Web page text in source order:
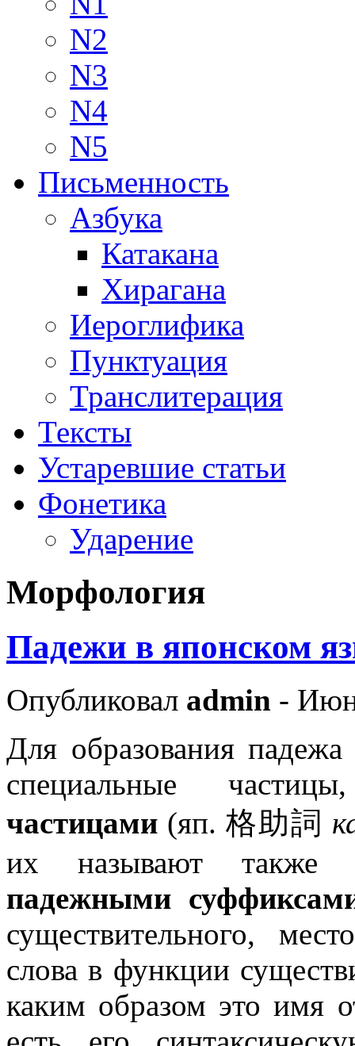
N2
N3
N4
N5
Письменность
Азбука
Катакана
Хирагана
Иероглифика
Пунктуация
Транслитерация
Тексты
Устаревшие статьи
Фонетика
Ударение
Морфология
Падежи в японском
Опубликовал admin -
Для образования
специальные
частицами (яп. 格助詞
их называют
падежными
существительного,
слова в функции
каким образом это имя